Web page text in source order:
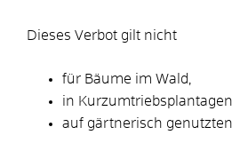
Dieses Verbot gilt nicht
für Bäume im Wald,
in
auf gärtnerisch